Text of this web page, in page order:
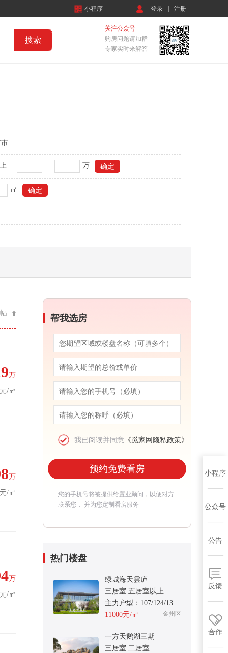
小程序 登录 注册
关注公众号
购房问题请加群
专家实时来解答
— 万
㎡
万
/㎡
万
/㎡
万
/㎡
帮我选房
我已阅读并同意 《觅家网隐私政策》
预约免费看房
您的手机号将被提供给置业顾问，以便对方
联系您， 并为您定制看房服务
热门楼盘
绿城海天雲庐
三居室 五居室以上
主力户型：107/124/135/159
11000元/㎡
金州区
一方天鹅湖三期
三居室 二居室
小程序
公众号
公告
反馈
合作